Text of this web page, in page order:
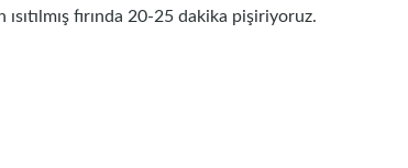
fırında 20-25 dakika pişiriyoruz.